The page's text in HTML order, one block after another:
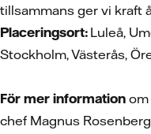
tillsammans ger vi kraft
Placeringsort: Luleå,
Stockholm, Västerås,
För mer information
chef Magnus